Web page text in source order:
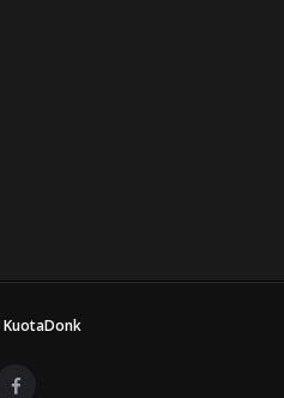
KuotaDonk